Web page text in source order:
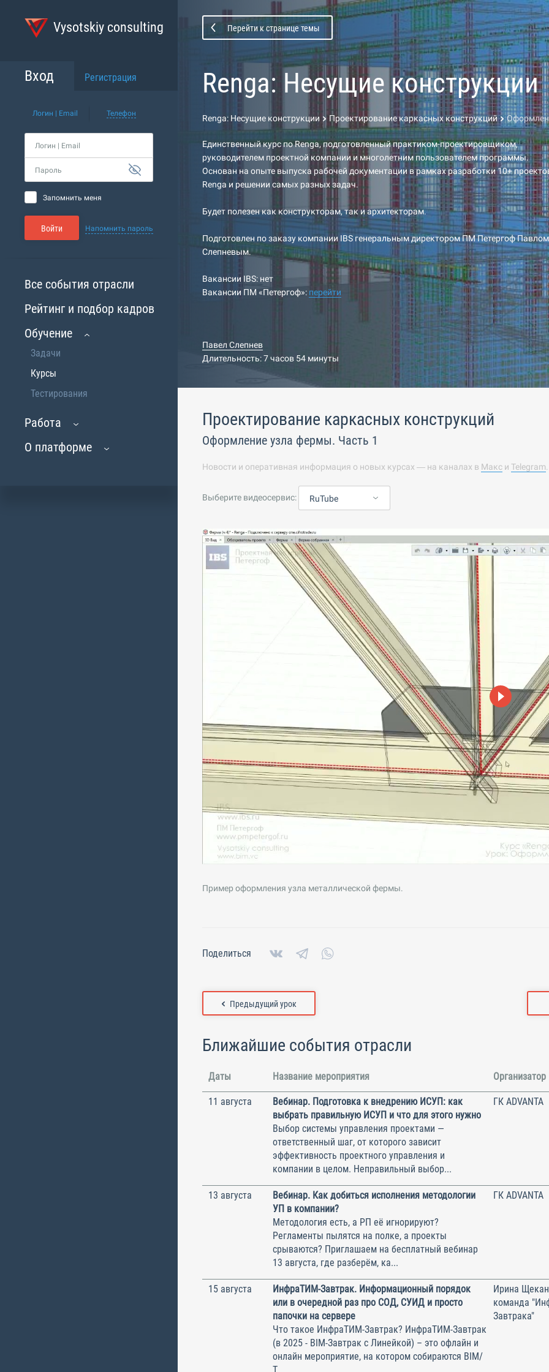
Vysotskiy consulting
Вход Регистрация
Логин | Email Телефон
Логин | Email
Пароль
Запомнить меня
Войти Напомнить пароль
Все события отрасли
Рейтинг и подбор кадров
Обучение
Задачи
Курсы
Тестирования
Работа
О платформе
Перейти к странице темы
Renga: Несущие конструкции
Renga: Несущие конструкции Проектирование каркасных конструкций
Единственный курс по Renga, подготовленный практиком-проектировщиком,
руководителем проектной компании и многолетним пользователем программы.
Основан на опыте выпуска рабочей документации в рамках разработки 10+
Renga и решении самых разных задач.
Будет полезен как конструкторам, так и архитекторам.
Подготовлен по заказу компании IBS генеральным директором ПМ Петергоф Павлом
Слепневым.
Вакансии IBS: нет
Вакансии ПМ «Петергоф»: перейти
Павел Слепнев
Длительность: 7 часов 54 минуты
Проектирование каркасных конструкций
Оформление узла фермы. Часть 1
Новости и оперативная информация о новых курсах — на каналах в Макс и Telegram
Выберите видеосервис: RuTube
Пример оформления узла металлической фермы.
Поделиться
Предыдущий урок
Ближайшие события отрасли
Даты Название мероприятия Организатор
11 августа
Вебинар. Подготовка к внедрению ИСУП: как
выбрать правильную ИСУП и что для этого нужно
Выбор системы управления проектами —
ответственный шаг, от которого зависит
эффективность проектного управления и
компании в целом. Неправильный выбор...
ГК ADVANTA
13 августа
Вебинар. Как добиться исполнения методологии
УП в компании?
Методология есть, а РП её игнорируют?
Регламенты пылятся на полке, а проекты
срываются? Приглашаем на бесплатный вебинар
13 августа, где разберём, ка...
ГК ADVANTA
15 августа
ИнфраТИМ-Завтрак. Информационный порядок
или в очередной раз про СОД, СУИД и просто
папочки на сервере
Что такое ИнфраТИМ-Завтрак? ИнфраТИМ-Завтрак
(в 2025 - BIM-Завтрак с Линейкой) – это офлайн и
онлайн мероприятие, на котором собираются BIM/
Ирина
команда
Завтрака"